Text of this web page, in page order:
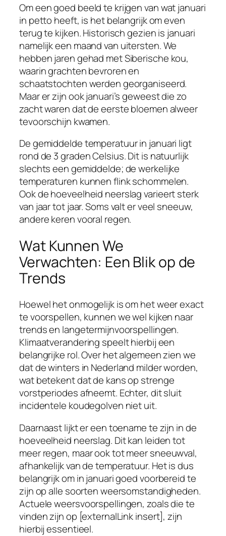
Om een goed beeld te krijgen van wat januari
in petto heeft, is het belangrijk om even
terug te kijken. Historisch gezien is januari
namelijk een maand van uitersten. We
hebben jaren gehad met Siberische kou,
waarin grachten bevroren en
schaatstochten werden georganiseerd.
Maar er zijn ook januari’s geweest die zo
zacht waren dat de eerste bloemen alweer
tevoorschijn kwamen.
De gemiddelde temperatuur in januari ligt
rond de 3 graden Celsius. Dit is natuurlijk
slechts een gemiddelde; de werkelijke
temperaturen kunnen flink schommelen.
Ook de hoeveelheid neerslag varieert sterk
van jaar tot jaar. Soms valt er veel sneeuw,
andere keren vooral regen.
Wat Kunnen We
Verwachten: Een Blik op de
Trends
Hoewel het onmogelijk is om het weer exact
te voorspellen, kunnen we wel kijken naar
trends en langetermijnvoorspellingen.
Klimaatverandering speelt hierbij een
belangrijke rol. Over het algemeen zien we
dat de winters in Nederland milder worden,
wat betekent dat de kans op strenge
vorstperiodes afneemt. Echter, dit sluit
incidentele koudegolven niet uit.
Daarnaast lijkt er een toename te zijn in de
hoeveelheid neerslag. Dit kan leiden tot
meer regen, maar ook tot meer sneeuwval,
afhankelijk van de temperatuur. Het is dus
belangrijk om in januari goed voorbereid te
zijn op alle soorten weersomstandigheden.
Actuele weersvoorspellingen, zoals die te
vinden zijn op [externalLink insert], zijn
hierbij essentieel.